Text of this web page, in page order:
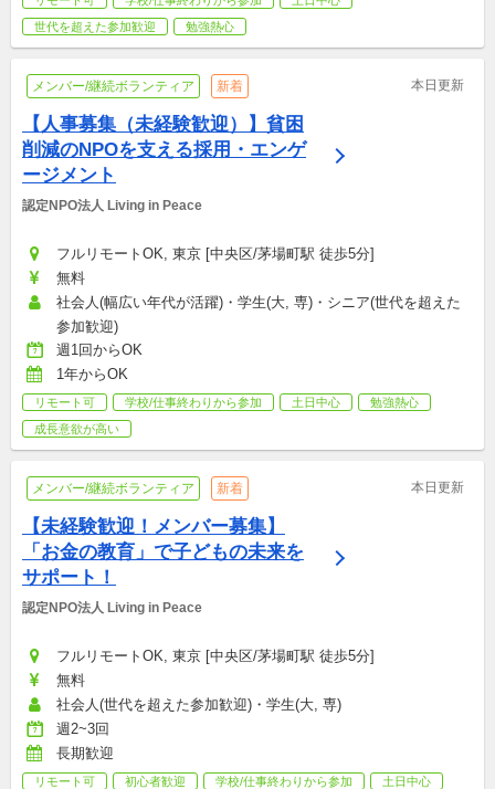
世代を超えた参加歓迎
勉強熱心
メンバー/継続ボランティア 新着 本日更新
【人事募集（未経験歓迎）】貧困
削減のNPOを支える採用・エンゲ
ージメント
認定NPO法人 Living in Peace
フルリモートOK, 東京 [中央区/茅場町駅 徒歩5分]
無料
社会人(幅広い年代が活躍)・学生(大, 専)・シニア(世代を超えた
参加歓迎)
週1回からOK
1年からOK
リモート可 学校/仕事終わりから参加 土日中心
勉強熱心
成長意欲が高い
メンバー/継続ボランティア 新着 本日更新
【未経験歓迎！メンバー募集】
「お金の教育」で子どもの未来を
サポート！
認定NPO法人 Living in Peace
フルリモートOK, 東京 [中央区/茅場町駅 徒歩5分]
無料
社会人(世代を超えた参加歓迎)・学生(大, 専)
週2~3回
長期歓迎
リモート可 初心者歓迎 学校/仕事終わりから参加
土日中心